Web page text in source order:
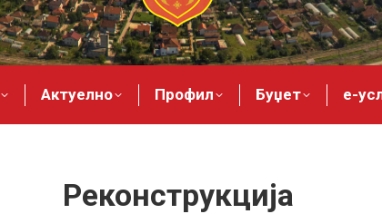
Актуелно Профил Буџет е-
Реконструкција